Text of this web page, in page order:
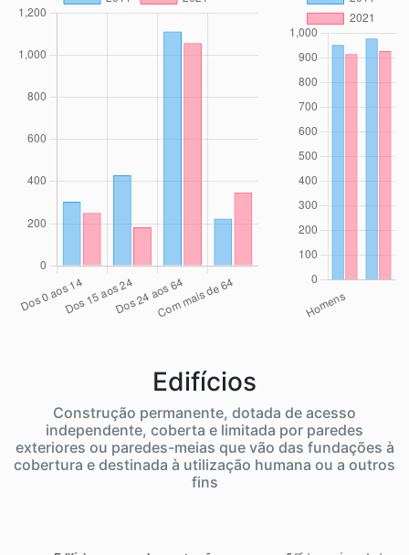
Edifícios
Construção permanente, dotada de acesso
independente, coberta e limitada por paredes
exteriores ou paredes-meias que vão das fundações à
cobertura e destinada à utilização humana ou a outros
fins